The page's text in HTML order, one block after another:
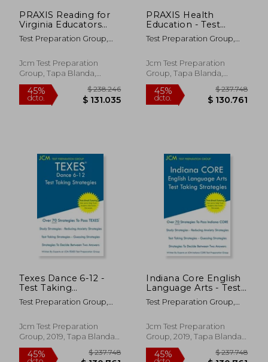
$ 151.946
45%
PRAXIS Reading for
Virginia Educators
Reading Specialist -
Test Taking
5304 - Free Online
Tutoring - New 2020
(en Inglés)
Test Preparation Group,
Jcm Test Preparation
Group, Tapa Blanda,
Nuevo
PRAXIS Health
Education - Test
Taking Strategies:
PRAXIS 5551 - Free
New 2020 Edition -
The latest strategies
(en Inglés)
Test Preparation Group,
Jcm Test Preparation
Group, Tapa Blanda,
Nuevo
Texes Dance 6-12 -
Test Taking
Strategies: Texes 279
Exam - Free Online
Edition - the Latest
Strategies to Pass
Inglés)
Test Preparation Group,
Jcm Test Preparation
Group, 2019, Tapa Blanda,
Nuevo
Indiana Core English
Language Arts - Test
Taking Strategies:
Indiana Core 021
Tutoring (en Inglés)
Test Preparation Group,
Jcm Test Preparation
Group, 2019, Tapa Blanda,
Nuevo